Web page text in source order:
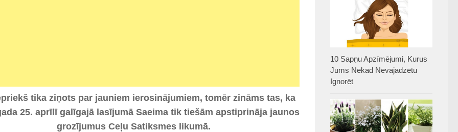
tika ziņots par jauniem ierosinājumiem, tomēr zināms tas, ka
25. aprīlī galīgajā lasījumā Saeima tik tiešām apstiprināja jaunos
grozījumus Ceļu Satiksmes likumā.
10 Sapņu Apzīmējumi, Kurus
Jums Nekad Nevajadzētu
Ignorēt